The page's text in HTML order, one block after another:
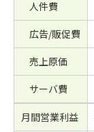
人件費
広告/販促費
売上原価
サーバ費
月間営業利益